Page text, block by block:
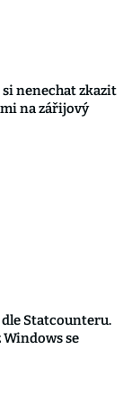
si nenechat zkazit
na zářijový
dle Statcounteru.
se